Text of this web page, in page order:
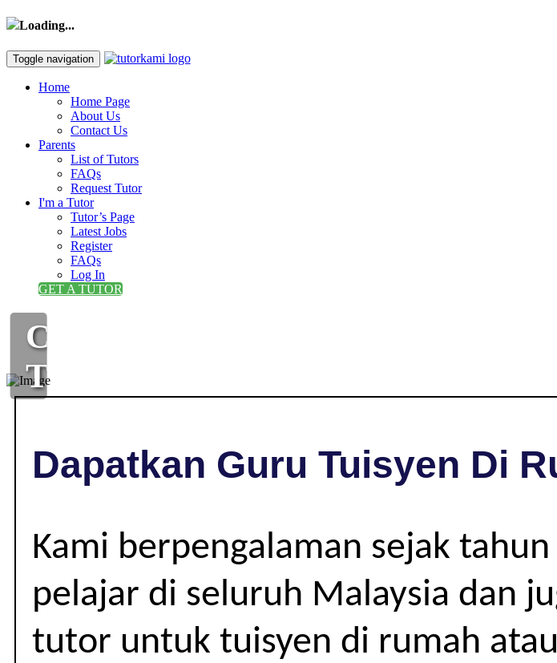
Loading...
Toggle navigation
Home
Home Page
About Us
Contact Us
Parents
List of Tutors
FAQs
Request Tutor
I'm a Tutor
Tutor’s Page
Latest Jobs
Register
FAQs
Log In
GET A TUTOR
CIKGU
TUISYEN
,Dapatkan Guru Tuisyen Di
Kami berpengalaman sejak
pelajar di seluruh Malaysia dan
tutor untuk tuisyen di rumah